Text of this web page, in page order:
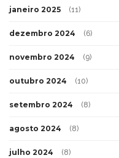
janeiro 2025 (11)
dezembro 2024 (6)
novembro 2024 (9)
outubro 2024 (10)
setembro 2024 (8)
agosto 2024 (8)
julho 2024 (8)